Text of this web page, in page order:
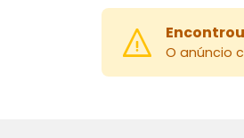
O anúncio